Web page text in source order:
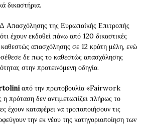
δικαστήρια.
Απασχόλησης της Ευρωπαίκής Επιτροπής
έχουν εκδοθεί πάνω από 120 δικαστικές
καθεστώς απασχόλησης σε 12 κράτη μέλη, ενώ
δε πως το καθεστώς απασχόλησης
στην προτεινόμενη οδηγία.
από την πρωτοβουλία «Fairwork
πρόταση δεν αντιμετωπίζει πλήρως το
έχουν καταφέρει να τροποποιήσουν τις
την εκ νέου της κατηγοριοποίηση των